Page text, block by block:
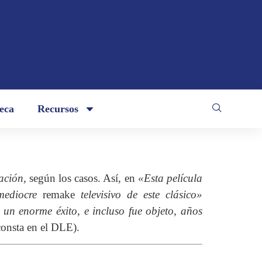
Recursos
según los casos. Así, en «Esta película
remake televisivo de este clásico»
un enorme éxito, e incluso fue objeto, años
en el DLE).